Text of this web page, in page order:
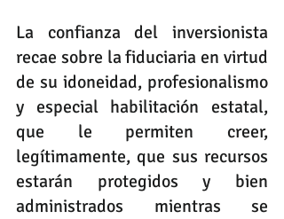
La confianza del inversionista
recae sobre la fiduciaria en virtud
de su idoneidad, profesionalismo
y especial habilitación estatal,
que le permiten creer,
legítimamente, que sus recursos
estarán protegidos y bien
administrados mientras se